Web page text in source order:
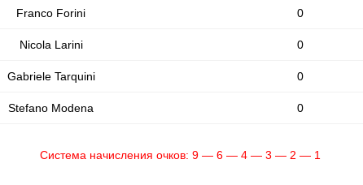
Franco Forini 0
Nicola Larini 0
Gabriele Tarquini 0
Stefano Modena 0
Система начисления очков: 9 — 6 — 4 — 3 — 2 — 1